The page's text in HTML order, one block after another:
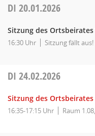
DI20.01.2026
Sitzung des
16:30 Uhr Sitzung fällt aus!
DI24.02.2026
Sitzung des
16:35-17:15 Uhr Raum